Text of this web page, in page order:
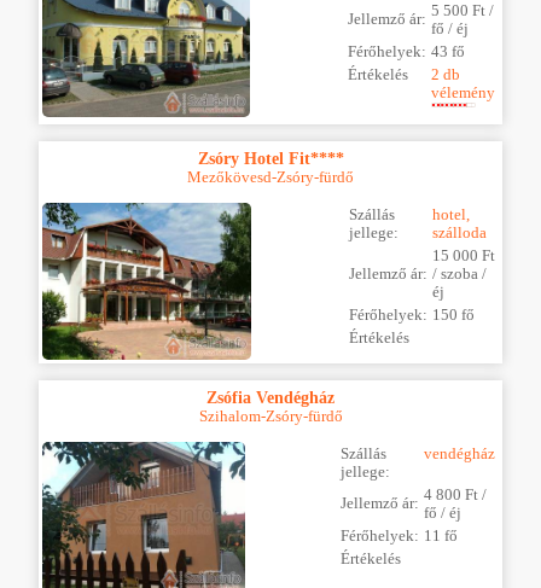
Jellemző ár: 5 500 Ft /
fő / éj
Férőhelyek: 43 fő
Értékelés
2 db
vélemény
Zsóry Hotel Fit****
Mezőkövesd-Zsóry-fürdő
Szállás
jellege:
hotel,
szálloda
Jellemző ár:
15 000 Ft
/ szoba /
éj
Férőhelyek: 150 fő
Értékelés
Zsófia Vendégház
Szihalom-Zsóry-fürdő
Szállás
jellege:
vendégház
Jellemző ár: 4 800 Ft /
fő / éj
Férőhelyek: 11 fő
Értékelés